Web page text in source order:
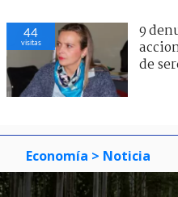
44
visitas
9
de
Economía > Noticia